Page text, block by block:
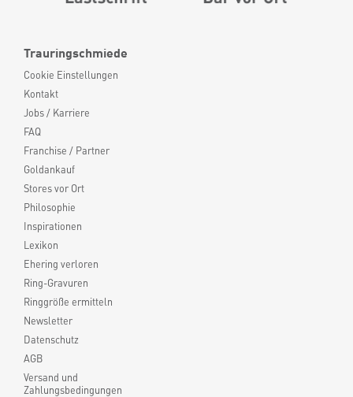
Trauringschmiede
Cookie Einstellungen
Kontakt
Jobs / Karriere
FAQ
Franchise / Partner
Goldankauf
Stores vor Ort
Philosophie
Inspirationen
Lexikon
Ehering verloren
Ring-Gravuren
Ringgröße ermitteln
Newsletter
Datenschutz
AGB
Versand und
Zahlungsbedingungen